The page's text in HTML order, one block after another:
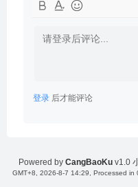
登录 后才能评论
Powered by CangBaoKu v1.0
GMT+8, 2026-8-7 14:29 , Processed